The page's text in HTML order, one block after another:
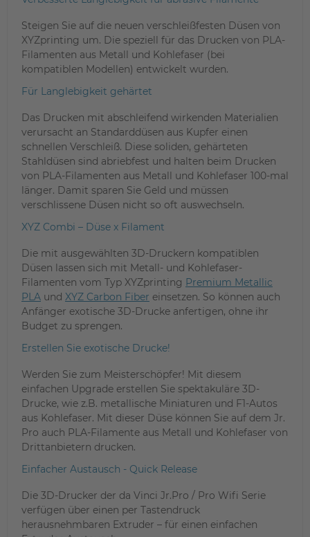
Steigen Sie auf die neuen verschleißfesten Düsen von
XYZprinting um. Die speziell für das Drucken von PLA-
Filamenten aus Metall und Kohlefaser (bei
kompatiblen Modellen) entwickelt wurden.
Für Langlebigkeit gehärtet
Das Drucken mit abschleifend wirkenden Materialien
verursacht an Standarddüsen aus Kupfer einen
schnellen Verschleiß. Diese soliden, gehärteten
Stahldüsen sind abriebfest und halten beim Drucken
von PLA-Filamenten aus Metall und Kohlefaser 100-mal
länger. Damit sparen Sie Geld und müssen
verschlissene Düsen nicht so oft auswechseln.
XYZ Combi – Düse x Filament
Die mit ausgewählten 3D-Druckern kompatiblen
Düsen lassen sich mit Metall- und Kohlefaser-
Filamenten vom Typ XYZprinting Premium Metallic
PLA und XYZ Carbon Fiber einsetzen. So können auch
Anfänger exotische 3D-Drucke anfertigen, ohne ihr
Budget zu sprengen.
Erstellen Sie exotische Drucke!
Werden Sie zum Meisterschöpfer! Mit diesem
einfachen Upgrade erstellen Sie spektakuläre 3D-
Drucke, wie z.B. metallische Miniaturen und F1-Autos
aus Kohlefaser. Mit dieser Düse können Sie auf dem Jr.
Pro auch PLA-Filamente aus Metall und Kohlefaser von
Drittanbietern drucken.
Einfacher Austausch - Quick Release
Die 3D-Drucker der da Vinci Jr.Pro / Pro Wifi Serie
verfügen über einen per Tastendruck
herausnehmbaren Extruder – für einen einfachen